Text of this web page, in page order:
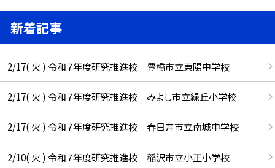
新着記事
2/17( 火 ) 令和７年度研究推進校 豊橋市立東陽中学校
2/17( 火 ) 令和７年度研究推進校 みよし市立緑丘小学校
2/17( 火 ) 令和７年度研究推進校 春日井市立南城中学校
2/10( 火 ) 令和７年度研究推進校 稲沢市立小正小学校